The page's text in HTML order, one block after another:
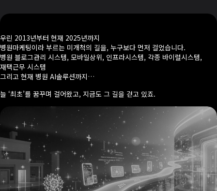
우린 2013년부터 현재 2025년까지
병원마케팅이라 부르는 미개척의 길을, 누구보다 먼저 걸었습니다.
병원 블로그관리 시스템, 모바일상위, 인프라시스템, 각종 바이럴시스템,
재택근무 시스템
그리고 현재 병원 AI솔루션까지…
늘 ‘최초’를 꿈꾸며 걸어왔고, 지금도 그 길을 걷고 있죠.